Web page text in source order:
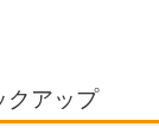
クアップ